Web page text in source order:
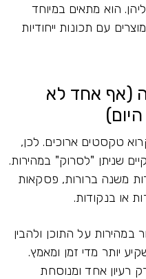
הוא מתאים במיוחד
עם תכונות ייחודיות
(אף אחד לא
טקסטים ארוכים. לכן,
שניתן "לסרוק" במהירות.
משנה ברורות, פסקאות
או בנקודות.
על התוכן ולהבין
יותר מדי זמן ומאמץ.
רעיון אחד ומנוסחת